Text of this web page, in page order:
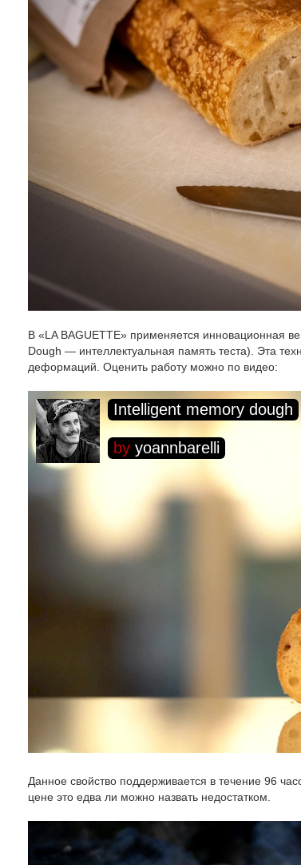
В «LA BAGUETTE» применяется инновационная
Dough — интеллектуальная память теста). Эта
деформаций. Оценить работу можно по видео:
Данное свойство поддерживается в течение 96
цене это едва ли можно назвать недостатком.